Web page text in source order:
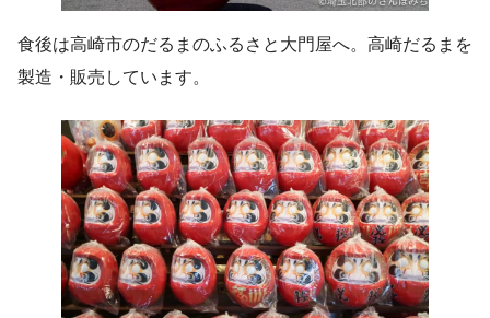
食後は高崎市のだるまのふるさと大門屋へ。高崎だるまを
製造・販売しています。